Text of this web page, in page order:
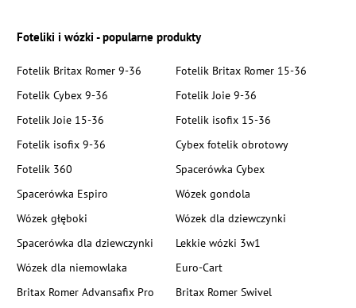
Foteliki i wózki - popularne produkty
Fotelik Britax Romer 9-36
Fotelik Britax Romer 15-36
Fotelik Cybex 9-36
Fotelik Joie 9-36
Fotelik Joie 15-36
Fotelik isofix 15-36
Fotelik isofix 9-36
Cybex fotelik obrotowy
Fotelik 360
Spacerówka Cybex
Spacerówka Espiro
Wózek gondola
Wózek głęboki
Wózek dla dziewczynki
Spacerówka dla dziewczynki
Lekkie wózki 3w1
Wózek dla niemowlaka
Euro-Cart
Britax Romer Advansafix Pro
Britax Romer Swivel